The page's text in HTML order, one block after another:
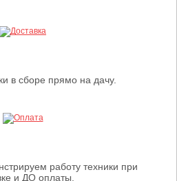
в сборе прямо на дачу.
работу техники при
и ДО оплаты.